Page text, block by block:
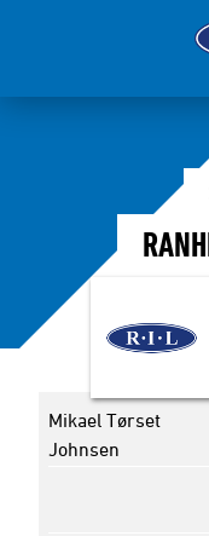
Mikael Tørset
Johnsen